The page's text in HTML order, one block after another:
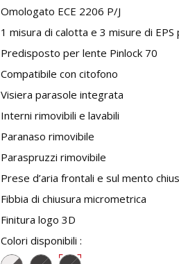
Omologato ECE 2206 P/J
1 misura di calotta e 3 misure di
Predisposto per lente Pinlock 70
Compatibile con citofono
Visiera parasole integrata
Interni rimovibili e lavabili
Paranaso rimovibile
Paraspruzzi rimovibile
Prese d’aria frontali e sul mento
Fibbia di chiusura micrometrica
Finitura logo 3D
Colori disponibili :